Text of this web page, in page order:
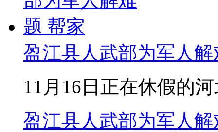
盈江县人武部为军人
11月16日正在休假的
盈江县人武部为军人